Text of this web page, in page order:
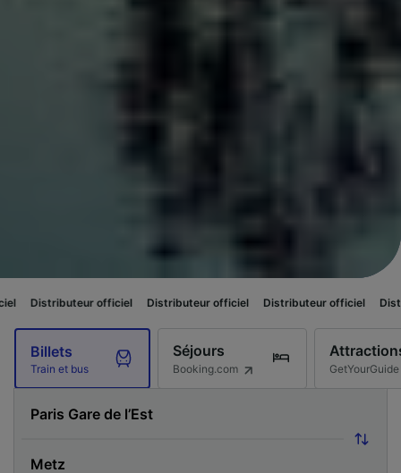
officiel Distributeur officiel Distributeur officiel Distributeur officiel
Billets
Train et bus
Séjours
Booking.com GetYourGuide